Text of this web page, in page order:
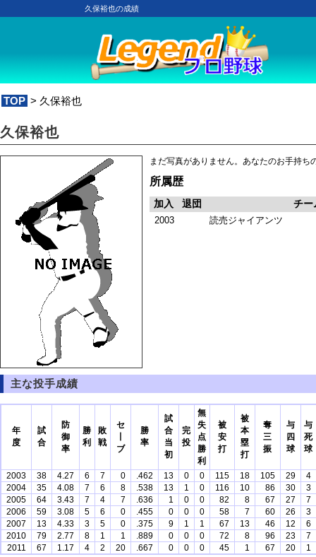
久保裕也の成績
TOP > 久保裕也
久保裕也
まだ写真がありません。あなたのお手持ち
所属歴
加入 退団 チー
2003 読売ジャイアンツ
主な投手成績
年
度
試
合
防
御
率
勝
利
敗
戦
セ
ブ
勝
率
試
合
当
初
完
投
無
失
点
勝
利
被
安
打
被
本
塁
打
奪
三
振
与
四
球
与
死
球
2003 38 4.27 6 7 0 .462 13 0 0 115 18 105 29
4
2004
35 4.08 7 6 8 .538 13 1 0 116 10 86 30
3
2005
64 3.43 7 4 7 .636 1 0 0 82 8 67 27
7
2006
59 3.08 5 6 0 .455 0 0 0 58 7 60 26
3
2007
13 4.33 3 5 0 .375 9 1 1 67 13 46 12
6
2010
79 2.77 8 1 1 .889 0 0 0 72 8 96 23
7
2011
67 1.17 4 2 20 .667 0 0 0 45 1 67 20 1